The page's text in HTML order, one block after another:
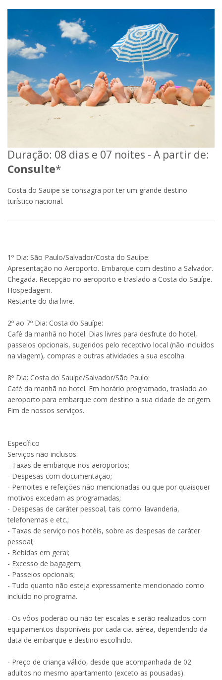
Duração: 08 dias e 07 noites - A partir de:
Consulte*
Costa do Sauipe se consagra por ter um grande destino
turístico nacional.
1º Dia: São Paulo/Salvador/Costa do Sauípe:
Apresentação no Aeroporto. Embarque com destino a Salvador.
Chegada. Recepção no aeroporto e traslado a Costa do Sauípe.
Hospedagem.
Restante do dia livre.
2º ao 7º Dia: Costa do Sauípe:
Café da manhã no hotel. Dias livres para desfrute do hotel,
passeios opcionais, sugeridos pelo receptivo local (não incluídos
na viagem), compras e outras atividades a sua escolha.
8º Dia: Costa do Sauípe/Salvador/São Paulo:
Café da manhã no hotel. Em horário programado, traslado ao
aeroporto para embarque com destino a sua cidade de origem.
Fim de nossos serviços.
Específico
Serviços não inclusos:
- Taxas de embarque nos aeroportos;
- Despesas com documentação;
- Pernoites e refeições não mencionadas ou que por quaisquer
motivos excedam as programadas;
- Despesas de caráter pessoal, tais como: lavanderia,
telefonemas e etc.;
- Taxas de serviço nos hotéis, sobre as despesas de caráter
pessoal;
- Bebidas em geral;
- Excesso de bagagem;
- Passeios opcionais;
- Tudo quanto não esteja expressamente mencionado como
incluído no programa.
- Os vôos poderão ou não ter escalas e serão realizados com
equipamentos disponíveis por cada cia. aérea, dependendo da
data de embarque e destino escolhido.
- Preço de criança válido, desde que acompanhada de 02
adultos no mesmo apartamento (exceto as pousadas).